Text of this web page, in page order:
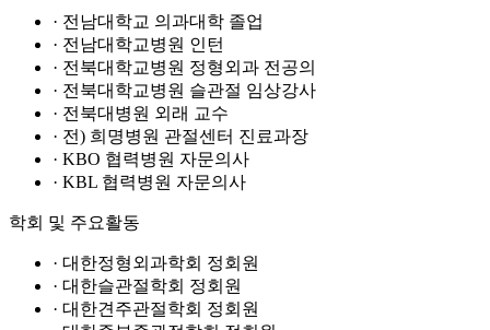
· 전남대학교 의과대학 졸업
· 전남대학교병원 인턴
· 전북대학교병원 정형외과 전공의
· 전북대학교병원 슬관절 임상강사
· 전북대병원 외래 교수
· 전) 희명병원 관절센터 진료과장
· KBO 협력병원 자문의사
· KBL 협력병원 자문의사
학회 및 주요활동
· 대한정형외과학회 정회원
· 대한슬관절학회 정회원
· 대한견주관절학회 정회원